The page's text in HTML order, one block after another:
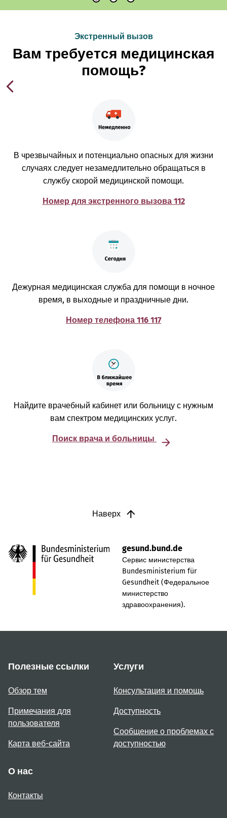
Экстренный вызов
Вам требуется медицинская
помощь?
В чрезвычайных и потенциально опасных для жизни
случаях следует незамедлительно обращаться в
службу скорой медицинской помощи.
Номер для экстренного вызова 112
Дежурная медицинская служба для помощи в ночное
время, в выходные и праздничные дни.
Номер телефона 116 117
Найдите врачебный кабинет или больницу с нужным
вам спектром медицинских услуг.
Поиск врача и больницы
Наверх
gesund.bund.de
Сервис министерства
Bundesministerium für
Gesundheit (Федеральное
министерство
здравоохранения).
Полезные ссылки
Обзор тем
Примечания для
пользователя
Карта веб-сайта
Услуги
Консультация и помощь
Доступность
Сообщение о проблемах с
доступностью
О нас
Контакты